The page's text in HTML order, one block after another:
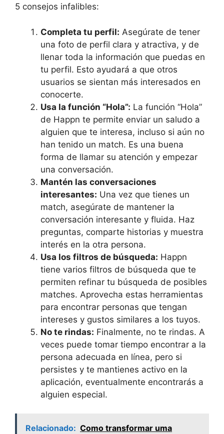
5 consejos infalibles:
Completa tu perfil: Asegúrate de tener
una foto de perfil clara y atractiva, y de
llenar toda la información que puedas en
tu perfil. Esto ayudará a que otros
usuarios se sientan más interesados en
conocerte.
Usa la función “Hola”: La función “Hola”
de Happn te permite enviar un saludo a
alguien que te interesa, incluso si aún no
han tenido un match. Es una buena
forma de llamar su atención y empezar
una conversación.
Mantén las conversaciones
interesantes: Una vez que tienes un
match, asegúrate de mantener la
conversación interesante y fluida. Haz
preguntas, comparte historias y muestra
interés en la otra persona.
Usa los filtros de búsqueda: Happn
tiene varios filtros de búsqueda que te
permiten refinar tu búsqueda de posibles
matches. Aprovecha estas herramientas
para encontrar personas que tengan
intereses y gustos similares a los tuyos.
No te rindas: Finalmente, no te rindas. A
veces puede tomar tiempo encontrar a la
persona adecuada en línea, pero si
persistes y te mantienes activo en la
aplicación, eventualmente encontrarás a
alguien especial.
Relacionado: Como transformar uma